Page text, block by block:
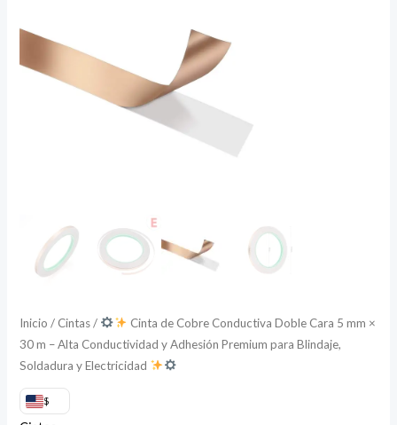
Inicio / Cintas/
Cinta de Cobre Conductiva Doble Cara 5 mm ×
30 m – Alta Conductividad y Adhesión Premium para Blindaje,
Soldadura y Electricidad
$
Cobre
Conductiva
Alta
y
Adhesión
Premium
para
Blindaje,